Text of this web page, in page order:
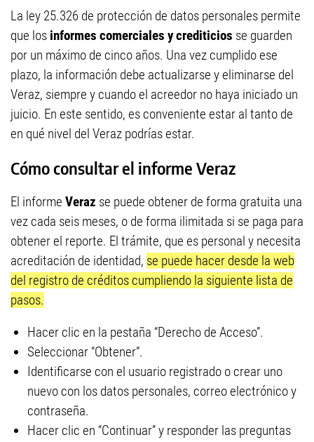
La ley 25.326 de protección de datos personales permite
que los informes comerciales y crediticios se guarden
por un máximo de cinco años. Una vez cumplido ese
plazo, la información debe actualizarse y eliminarse del
Veraz, siempre y cuando el acreedor no haya iniciado un
juicio. En este sentido, es conveniente estar al tanto de
en qué nivel del Veraz podrías estar.
Cómo consultar el informe Veraz
El informe Veraz se puede obtener de forma gratuita una
vez cada seis meses, o de forma ilimitada si se paga para
obtener el reporte. El trámite, que es personal y necesita
acreditación de identidad, se puede hacer desde la web
del registro de créditos cumpliendo la siguiente lista de
pasos.
Hacer clic en la pestaña “Derecho de Acceso”.
Seleccionar “Obtener”.
Identificarse con el usuario registrado o crear uno
nuevo con los datos personales, correo electrónico y
contraseña.
Hacer clic en “Continuar” y responder las preguntas